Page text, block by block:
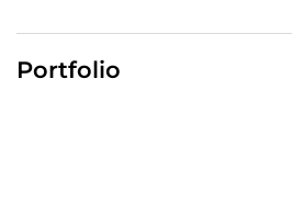
En plus de ça, si vous souhaitez
Portfolio